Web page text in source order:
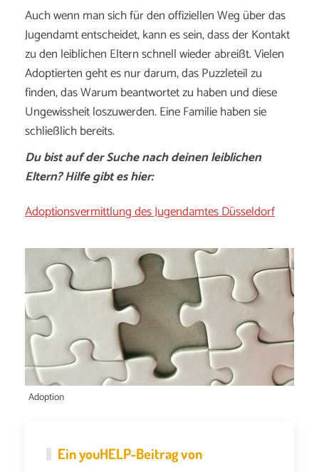
Auch wenn man sich für den offiziellen Weg über das
Jugendamt entscheidet, kann es sein, dass der Kontakt
zu den leiblichen Eltern schnell wieder abreißt. Vielen
Adoptierten geht es nur darum, das Puzzleteil zu
finden, das Warum beantwortet zu haben und diese
Ungewissheit loszuwerden. Eine Familie haben sie
schließlich bereits.
Du bist auf der Suche nach deinen leiblichen
Eltern? Hilfe gibt es hier:
Adoptionsvermittlung des Jugendamtes Düsseldorf
Adoption
EinyouHELP-Beitrag von